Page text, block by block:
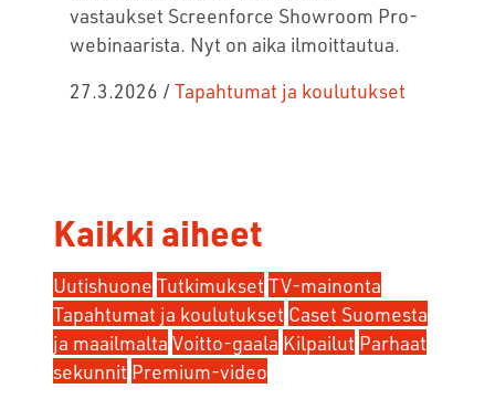
vastaukset Screenforce Showroom Pro-
webinaarista. Nyt on aika ilmoittautua.
27.3.2026 /Tapahtumat ja koulutukset
Kaikki aiheet
Uutishuone Tutkimukset TV-mainonta
Tapahtumat ja koulutukset Caset Suomesta
ja maailmalta Voitto-gaala Kilpailut Parhaat
sekunnit Premium-video